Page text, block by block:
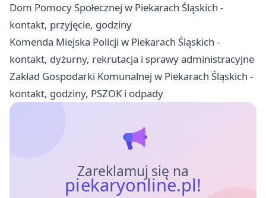
Dom Pomocy Społecznej w Piekarach Śląskich -
kontakt, przyjęcie, godziny
Komenda Miejska Policji w Piekarach Śląskich -
kontakt, dyżurny, rekrutacja i sprawy administracyjne
Zakład Gospodarki Komunalnej w Piekarach Śląskich -
kontakt, godziny, PSZOK i odpady
Zareklamuj się na
piekaryonline.pl!